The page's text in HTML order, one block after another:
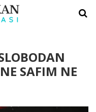
SAFIM NE